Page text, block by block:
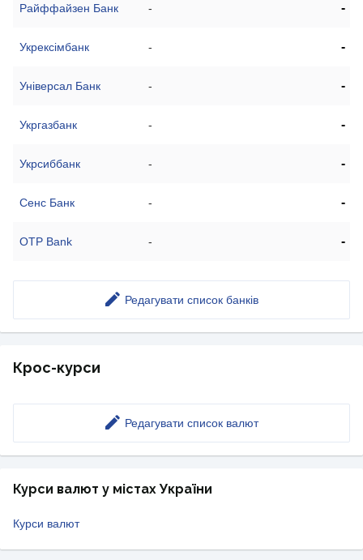
Райффайзен Банк - -
Укрексімбанк - -
Універсал Банк - -
Укргазбанк - -
Укрсиббанк - -
Сенс Банк - -
OTP Bank - -
Редагувати список банків
Крос-курси
Редагувати список валют
Курси валют у містах України
Курси валют